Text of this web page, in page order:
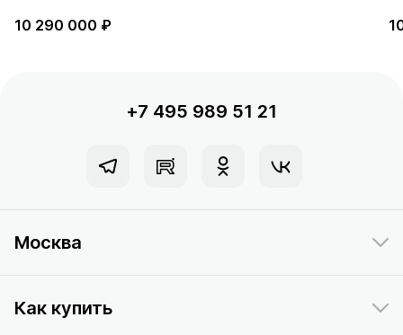
10 290 000 ₽
+7 495 989 51 21
Москва
Как купить